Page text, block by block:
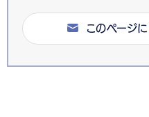
このページ